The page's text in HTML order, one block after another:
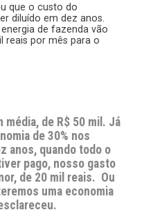
que o custo do
diluído em dez anos.
de fazenda vão
reais por mês para o
de R$ 50 mil. Já
de 30% nos
anos, quando todo o
pago, nosso gasto
de 20 mil reais. Ou
uma economia